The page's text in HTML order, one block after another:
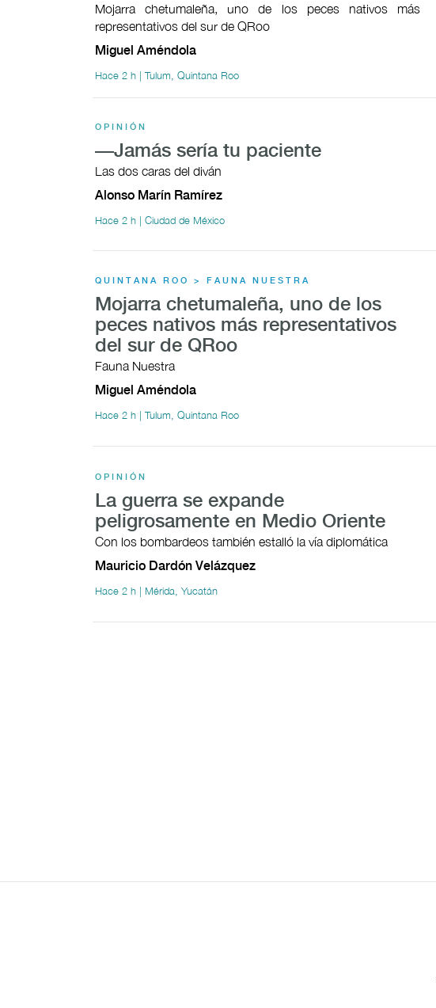
Mojarra chetumaleña, uno de los peces nativos más
representativos del sur de QRoo
Miguel Améndola
Hace 2 h | Tulum, Quintana Roo
OPINIÓN
—Jamás sería tu paciente
Las dos caras del diván
Alonso Marín Ramírez
Hace 2 h | Ciudad de México
QUINTANA ROO > FAUNA NUESTRA
Mojarra chetumaleña, uno de los
peces nativos más representativos
del sur de QRoo
Fauna Nuestra
Miguel Améndola
Hace 2 h | Tulum, Quintana Roo
OPINIÓN
La guerra se expande
peligrosamente en Medio Oriente
Con los bombardeos también estalló la vía diplomática
Mauricio Dardón Velázquez
Hace 2 h | Mérida, Yucatán